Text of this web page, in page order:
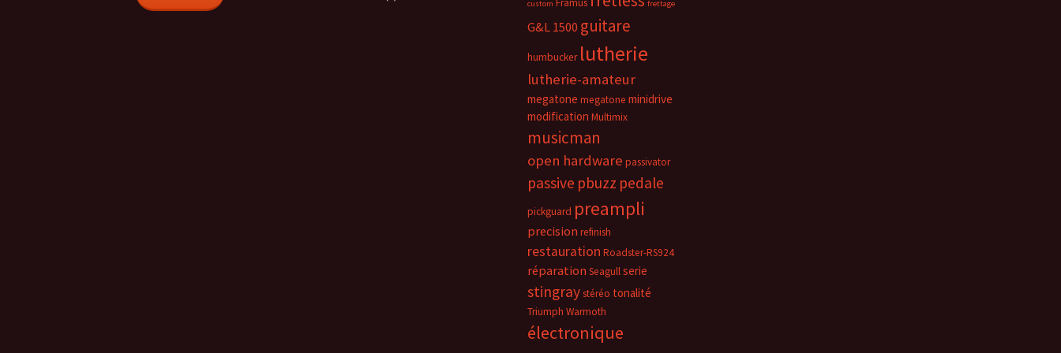
custom Framus frettage
G&L 1500 guitare
humbucker lutherie
lutherie-amateur
megatone megatone minidrive
modification Multimix
musicman
open hardware passivator
passive pbuzz pedale
pickguard preampli
precision refinish
restauration Roadster-RS924
réparation Seagullserie
stingraystéréo tonalité
Triumph Warmoth
électronique